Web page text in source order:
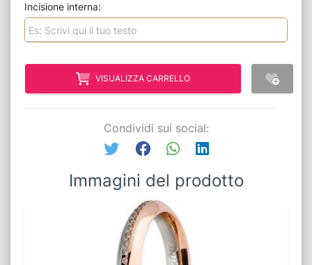
Incisione interna:
VISUALIZZA CARRELLO
Condividi sui social:
Immagini del prodotto